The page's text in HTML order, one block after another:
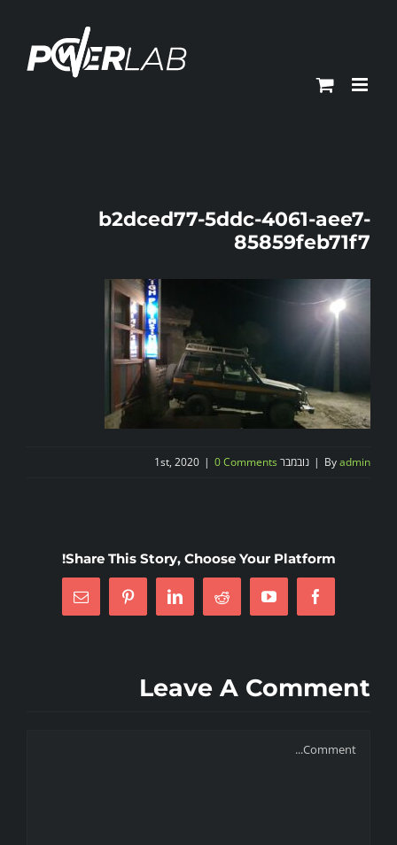
b2dced77-5ddc-4061-aee7-
85859feb71f7
Byadmin
| נובמבר 1st, 2020 | 0 Comments
Share This Story, Choose Your Platform!
Facebook
Twitter
Reddit
LinkedIn
Pinterest
Email
Leave A Comment
Comment